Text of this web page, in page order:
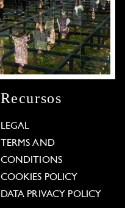
Recursos
LEGAL
TERMS AND
CONDITIONS
COOKIES POLICY
DATA PRIVACY POLICY